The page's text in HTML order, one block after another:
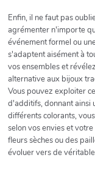
Enfin, il ne faut pas
agrémenter n'importe
événement formel ou
s'adaptent aisément à
vos ensembles et
alternative aux bijoux
Vous pouvez exploiter
d'additifs, donnant ainsi
différents colorants,
selon vos envies et
fleurs sèches ou des
évoluer vers de